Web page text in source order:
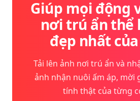
Giúp mọi động
nơi trú ẩn thể
đẹp nhất
Tải lên ảnh nơi trú ẩn và
ảnh nhận nuôi ấm áp, mời
tính thật của từng